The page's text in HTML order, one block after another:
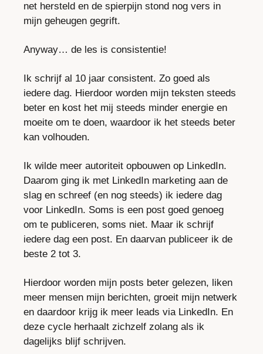
net hersteld en de spierpijn stond nog vers in
mijn geheugen gegrift.
Anyway… de les is consistentie!
Ik schrijf al 10 jaar consistent. Zo goed als
iedere dag. Hierdoor worden mijn teksten steeds
beter en kost het mij steeds minder energie en
moeite om te doen, waardoor ik het steeds beter
kan volhouden.
Ik wilde meer autoriteit opbouwen op LinkedIn.
Daarom ging ik met LinkedIn marketing aan de
slag en schreef (en nog steeds) ik iedere dag
voor LinkedIn. Soms is een post goed genoeg
om te publiceren, soms niet. Maar ik schrijf
iedere dag een post. En daarvan publiceer ik de
beste 2 tot 3.
Hierdoor worden mijn posts beter gelezen, liken
meer mensen mijn berichten, groeit mijn netwerk
en daardoor krijg ik meer leads via LinkedIn. En
deze cycle herhaalt zichzelf zolang als ik
dagelijks blijf schrijven.